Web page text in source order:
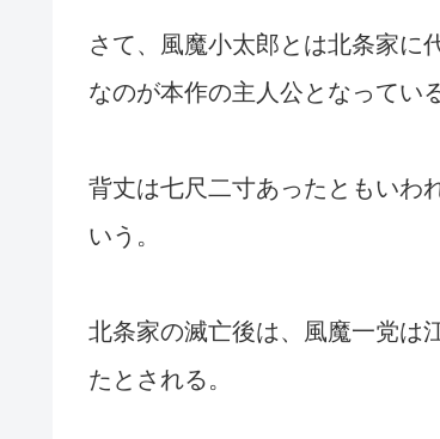
さて、風魔小太郎とは北条家に
なのが本作の主人公となってい
背丈は七尺二寸あったともいわ
いう。
北条家の滅亡後は、風魔一党は
たとされる。